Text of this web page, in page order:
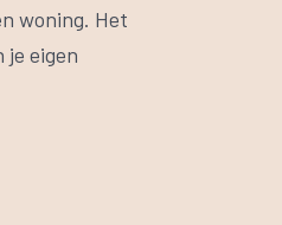
woning. Het
je eigen